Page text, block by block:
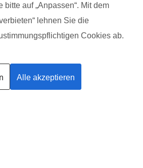
auf „Anpassen“. Mit dem
lehnen Sie die
Cookies ab.
Alle akzeptieren